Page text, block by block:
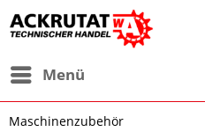
Menü
Maschinenzubehör